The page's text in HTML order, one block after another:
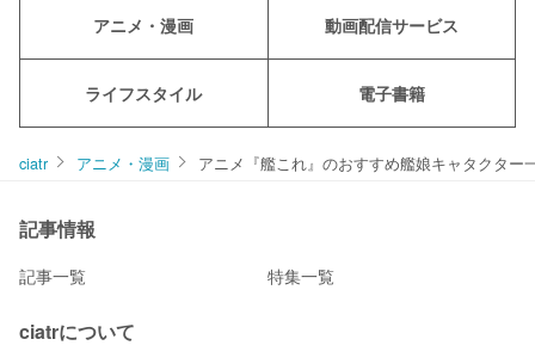
アニメ・漫画 動画配信サービス
ライフスタイル 電子書籍
ciatr アニメ・漫画 アニメ『艦これ』のおすすめ艦娘キャタクター
記事情報
記事一覧 特集一覧
ciatrについて